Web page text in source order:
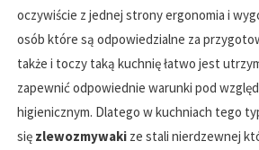
oczywiście z jednej strony ergonomia i
osób które są odpowiedzialne za
także i toczy taką kuchnię łatwo jest
zapewnić odpowiednie warunki pod
higienicznym. Dlatego w kuchniach tego
się zlewozmywaki ze stali nierdzewnej